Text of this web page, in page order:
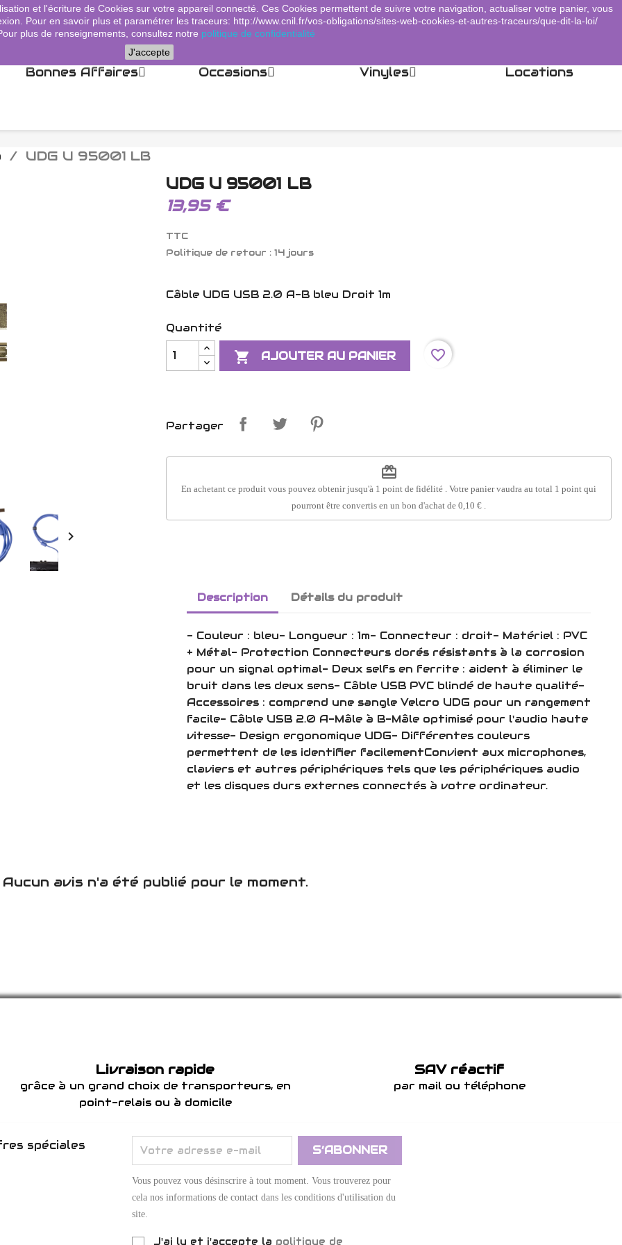
 Connexion shopping_cart Panier (0)
Bonnes Affaires Occasions Vinyles Locations
UDG U 95001 LB

UDG U 95001 LB
13,95 €
TTC
Politique de retour : 14 jours
Câble UDG USB 2.0 A-B bleu Droit 1m
Quantité
 AJOUTER AU PANIER favorite_border
Partager
redeem
En achetant ce produit vous pouvez obtenir jusqu'à 1 point de fidélité . Votre panier vaudra au total 1 point qui
pourront être convertis en un bon d'achat de 0,10 €
Description Détails du produit
- Couleur : bleu- Longueur : 1m- Connecteur : droit- Matériel : PVC
+ Métal- Protection Connecteurs dorés résistants à la corrosion
pour un signal optimal- Deux selfs en ferrite : aident à éliminer le
bruit dans les deux sens- Câble USB PVC blindé de haute qualité-
Accessoires : comprend une sangle Velcro UDG pour un rangement
facile- Câble USB 2.0 A-Mâle à B-Mâle optimisé pour l'audio haute
vitesse- Design ergonomique UDG- Différentes couleurs
permettent de les identifier facilementConvient aux microphones,
claviers et autres périphériques tels que les périphériques audio
et les disques durs externes connectés à votre ordinateur.
Aucun avis n'a été publié pour le moment.
Livraison rapide
grâce à un grand choix de transporteurs, en
point-relais ou à domicile
SAV réactif
par mail ou téléphone
spéciales
Vous pouvez vous désinscrire à tout moment. Vous trouverez pour
cela nos informations de contact dans les conditions d'utilisation du
site.
J'ai lu et j'accepte la politique de
et l'écriture de Cookies sur votre appareil connecté. Ces Cookies permettent de suivre votre navigation, actualiser votre panier, vous
Pour en savoir plus et paramétrer les traceurs: http://www.cnil.fr/vos-obligations/sites-web-cookies-et-autres-traceurs/que-dit-la-loi/
plus de renseignements, consultez notre politique de confidentialité
J'accepte